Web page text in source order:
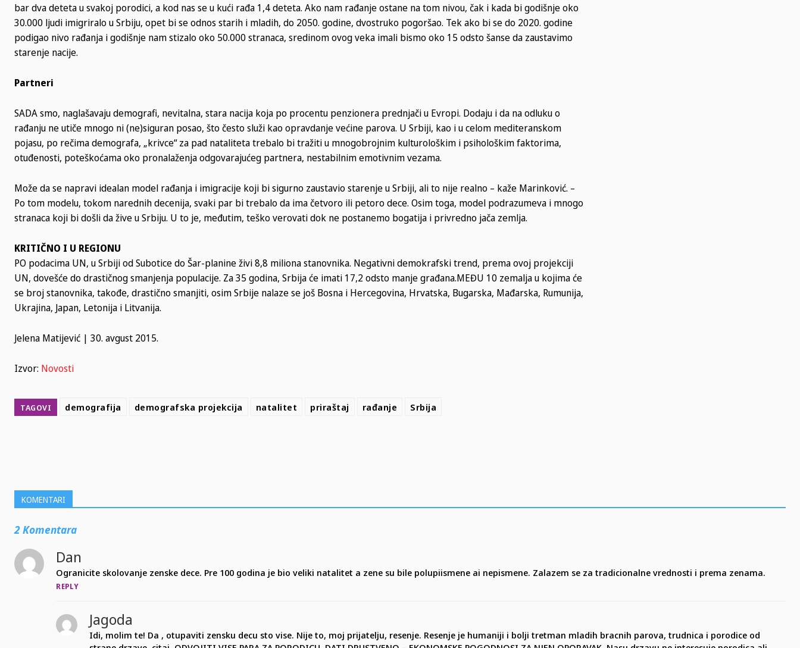
bar dva deteta u svakoj porodici, a kod nas se u kući rađa 1,4 deteta. Ako nam rađanje ostane na tom nivou, čak i kada bi godišnje oko
30.000 ljudi imigriralo u Srbiju, opet bi se odnos starih i mladih, do 2050. godine, dvostruko pogoršao. Tek ako bi se do 2020. godine
podigao nivo rađanja i godišnje nam stizalo oko 50.000 stranaca, sredinom ovog veka imali bismo oko 15 odsto šanse da zaustavimo
starenje nacije.
Partneri
SADA smo, naglašavaju demografi, nevitalna, stara nacija koja po procentu penzionera prednjači u Evropi. Dodaju i da na odluku o
rađanju ne utiče mnogo ni (ne)siguran posao, što često služi kao opravdanje većine parova. U Srbiji, kao i u celom mediteranskom
pojasu, po rečima demografa, „krivce“ za pad nataliteta trebalo bi tražiti u mnogobrojnim kulturološkim i psihološkim faktorima,
otuđenosti, poteškoćama oko pronalaženja odgovarajućeg partnera, nestabilnim emotivnim vezama.
Može da se napravi idealan model rađanja i imigracije koji bi sigurno zaustavio starenje u Srbiji, ali to nije realno – kaže Marinković. –
Po tom modelu, tokom narednih decenija, svaki par bi trebalo da ima četvoro ili petoro dece. Osim toga, model podrazumeva i mnogo
stranaca koji bi došli da žive u Srbiju. U to je, međutim, teško verovati dok ne postanemo bogatija i privredno jača zemlja.
KRITIČNO I U REGIONU
PO podacima UN, u Srbiji od Subotice do Šar-planine živi 8,8 miliona stanovnika. Negativni demokrafski trend, prema ovoj projekciji
UN, dovešće do drastičnog smanjenja populacije. Za 35 godina, Srbija će imati 17,2 odsto manje građana.MEĐU 10 zemalja u kojima će
se broj stanovnika, takođe, drastično smanjiti, osim Srbije nalaze se još Bosna i Hercegovina, Hrvatska, Bugarska, Mađarska, Rumunija,
Ukrajina, Japan, Letonija i Litvanija.
Jelena Matijević | 30. avgust 2015.
Izvor: Novosti
TAGOVI demografija demografska projekcija natalitet priraštaj rađanje Srbija
KOMENTARI
2 Komentara
Dan
Ogranicite skolovanje zenske dece. Pre 100 godina je bio veliki natalitet a zene su bile polupiismene ai nepismene. Zalazem se za tradicionalne vrednosti i prema zenama.
REPLY
Jagoda
Idi, molim te! Da , otupaviti zensku decu sto vise. Nije to, moj prijatelju, resenje. Resenje je humaniji i bolji tretman mladih bracnih parova, trudnica i porodice od